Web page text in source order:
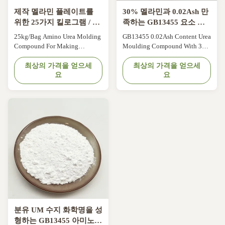
제작 멜라민 플레이트를
위한 25가지 킬로그램 / 가
방 아미노 요소 몰딩 화합
물
25kg/Bag Amino Urea Molding
Compound For Making
Melamine Plates 25kg/bag
100% Melamine Min Powder
Urea Moulding Compound For
Making Melamine Plates
cellulose intensifier, add a small
amount of special ...
최상의 가격을 얻으세
요
30% 멜라민과 0.02Ash 만
족하는 GB13455 요소 몰
딩 화합물
GB13455 0.02Ash Content Urea
Moulding Compound With 30%
Melamine Product description
The amount of urea-
formaldehyde resin used to
make plastic products accounts
최상의 가격을 얻으세
요
분유 UM 수지 화학명을 성
형하는 GB13455 아미노